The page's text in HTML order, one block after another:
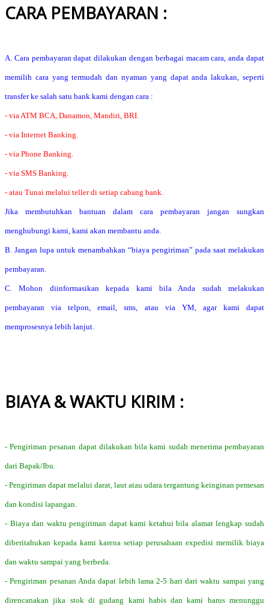
CARA PEMBAYARAN :
A. Cara pembayaran dapat dilakukan dengan berbagai macam cara, anda dapat
memilih cara yang termudah dan nyaman yang dapat anda lakukan, seperti
transfer ke salah satu bank kami dengan cara :
- via ATM BCA, Danamon, Mandiri, BRI.
- via Internet Banking.
- via Phone Banking.
- via SMS Banking.
- atau Tunai melalui teller di setiap cabang bank.
Jika membutuhkan bantuan dalam cara pembayaran jangan sungkan
menghubungi kami, kami akan membantu anda.
B. Jangan lupa untuk menambahkan “biaya pengiriman” pada saat melakukan
pembayaran.
C. Mohon diinformasikan kepada kami bila Anda sudah melakukan
pembayaran via telpon, email, sms, atau via YM, agar kami dapat
memprosesnya lebih lanjut.
BIAYA & WAKTU KIRIM :
- Pengiriman pesanan dapat dilakukan bila kami sudah menerima pembayaran
dari Bapak/Ibu.
- Pengiriman dapat melalui darat, laut atau udara tergantung keinginan pemesan
dan kondisi lapangan.
- Biaya dan waktu pengiriman dapat kami ketahui bila alamat lengkap sudah
diberitahukan kepada kami karena setiap perusahaan expedisi memilik biaya
dan waktu sampai yang berbeda.
- Pengiriman pesanan Anda dapat lebih lama 2-5 hari dari waktu sampai yang
direncanakan jika stok di gudang kami habis dan kami harus menunggu